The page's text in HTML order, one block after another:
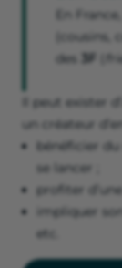
En
des
3F
Il peut exister
un créateur
bénéficier du
se lancer ;
profiter
impliquer
etc.